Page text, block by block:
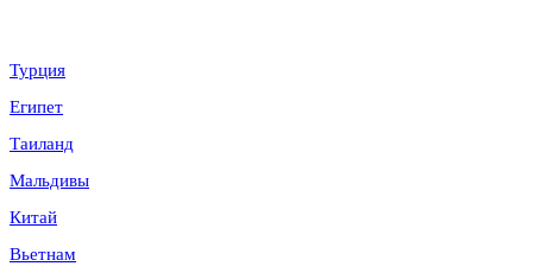
Турция
Египет
Таиланд
Мальдивы
Китай
Вьетнам